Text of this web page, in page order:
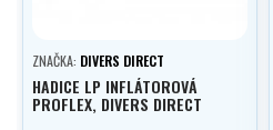
ZNAČKA: DIVERS DIRECT
HADICE LP INFLÁTOROVÁ
PROFLEX, DIVERS DIRECT